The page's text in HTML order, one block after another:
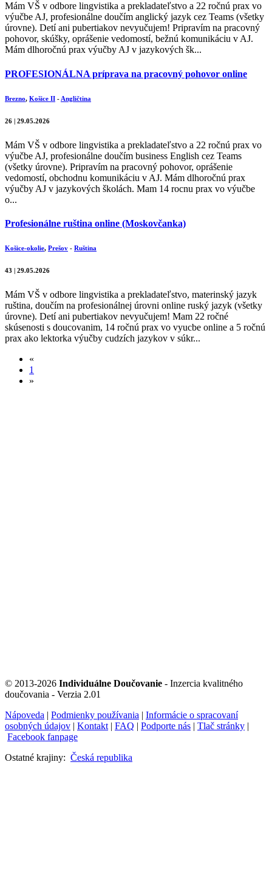
Mám VŠ v odbore lingvistika a prekladateľstvo a 22 ročnú prax vo
výučbe AJ, profesionálne doučím anglický jazyk cez Teams (všetky
úrovne). Detí ani pubertiakov nevyučujem! Pripravím na pracovný
pohovor, skúšky, oprášenie vedomostí, bežnú komunikáciu v AJ.
Mám dlhoročnú prax výučby AJ v jazykových šk...
PROFESIONÁLNA príprava na pracovný pohovor online
Brezno, Košice II - Angličtina
26 | 29.05.2026
Mám VŠ v odbore lingvistika a prekladateľstvo a 22 ročnú prax vo
výučbe AJ, profesionálne doučím business English cez Teams
(všetky úrovne). Pripravím na pracovný pohovor, oprášenie
vedomostí, obchodnu komunikáciu v AJ. Mám dlhoročnú prax
výučby AJ v jazykových školách. Mam 14 rocnu prax vo výučbe
o...
Profesionálne ruština online (Moskovčanka)
Košice-okolie, Prešov - Ruština
43 | 29.05.2026
Mám VŠ v odbore lingvistika a prekladateľstvo, materinský jazyk
ruština, doučím na profesionálnej úrovni online ruský jazyk (všetky
úrovne). Detí ani pubertiakov nevyučujem! Mam 22 ročné
skúsenosti s doucovanim, 14 ročnú prax vo vyucbe online a 5 ročnú
prax ako lektorka výučby cudzích jazykov v súkr...
«
1
»
© 2013-2026 Individuálne Doučovanie - Inzercia kvalitného
doučovania - Verzia 2.01
Nápoveda | Podmienky používania | Informácie o spracovaní
osobných údajov | Kontakt | FAQ | Podporte nás | Tlač stránky |
Facebook fanpage
Ostatné krajiny: Česká republika